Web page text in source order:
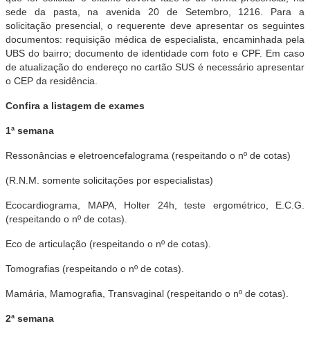
sede da pasta, na avenida 20 de Setembro, 1216. Para a
solicitação presencial, o requerente deve apresentar os seguintes
documentos: requisição médica de especialista, encaminhada pela
UBS do bairro; documento de identidade com foto e CPF. Em caso
de atualização do endereço no cartão SUS é necessário apresentar
o CEP da residência.
Confira a listagem de exames
1ª semana
Ressonâncias e eletroencefalograma (respeitando o nº de cotas)
(R.N.M. somente solicitações por especialistas)
Ecocardiograma, MAPA, Holter 24h, teste ergométrico, E.C.G.
(respeitando o nº de cotas).
Eco de articulação (respeitando o nº de cotas).
Tomografias (respeitando o nº de cotas).
Mamária, Mamografia, Transvaginal (respeitando o nº de cotas).
2ª semana